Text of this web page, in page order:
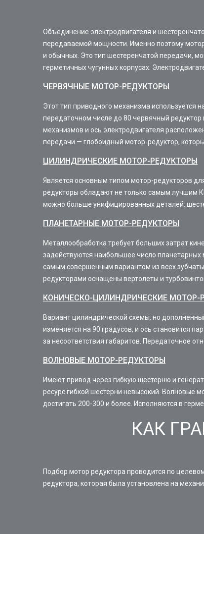
Объединение электродвигателя и
передаваемой мощности. Именно поэтому
и обычных. Это тип шестеренчатой передачи,
герметичных чугунных корпусах.
ЧЕРВЯЧНЫЕ МОТОР-РЕДУКТОРЫ
Этот тип приводного механизма
передаточном числе до 80 червячный
механизмов и ось электродвигателя
передачи — глобоидный мотор-редуктор,
ЦИЛИНДРИЧЕСКИЕ МОТОР-РЕДУКТОРЫ
Является основным типом мотор-редукторов
редукторы обладают не только самым лучшим
можно больше унифицированных деталей:
ПЛАНЕТАРНЫЕ МОТОР-РЕДУКТОРЫ
Металлообработка требует больших затрат
задействуются наибольшее число
самым совершенным вариантом из всех
редукторами оснащены вертолеты и
КОНИЧЕСКО-ЦИЛИНДРИЧЕСКИЕ МОТОР-
Вариант цилиндрической схемы, но
изменяется на 90 градусов, и ось становится
за несоответствия габаритов. Передаточное
ВОЛНОВЫЕ МОТОР-РЕДУКТОРЫ
Имеют привод через гибкую шестерню и
ресурс гибкой шестерни невысокий. Волновые
достигать 200-300 и более. Исполняются в
КАК
Подбор мотор редуктора проводится по
редуктора, которая была установлена на